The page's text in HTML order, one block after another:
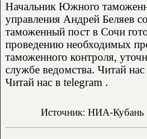
Начальник Южного
управления Андрей Беляев
таможенный пост в Сочи
проведению необходимых
таможенного контроля,
службе ведомства. Читай
Читай нас в telegram .
Источник: НИА-Кубань